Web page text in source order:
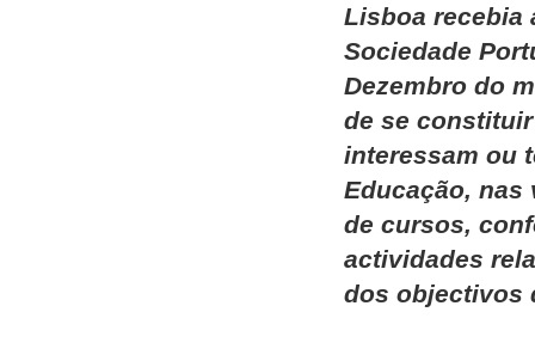
Lisboa recebia
Sociedade
Dezembro do
de se
interessam ou
Educação, nas
de cursos,
actividades
dos objectivos